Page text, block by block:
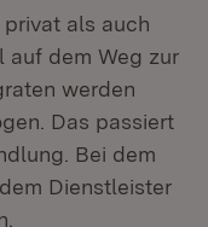
als auch
auf dem Weg zur
werden
Das passiert
Bei dem
Dienstleister